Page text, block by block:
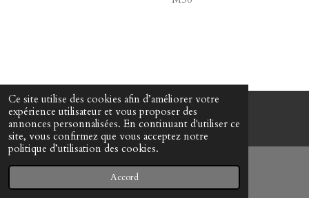
Ce site utilise des cookies afin d’améliorer votre
expérience utilisateur et vous proposer des
annonces personnalisées. En continuant d'utiliser ce
site, vous confirmez que vous acceptez notre
politique d’utilisation des cookies.
Accord
© www-mes-collections.net